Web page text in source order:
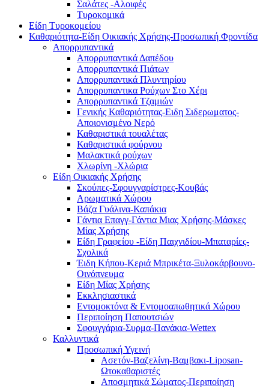
Σαλάτες -Αλοιφές
Τυροκομικά
Είδη Τυροκομείου
Καθαριότητα-Είδη Οικιακής Χρήσης-Προσωπική Φροντίδα
Απορρυπαντικά
Απορρυπαντικά Δαπέδου
Απορρυπαντικά Πιάτων
Απορρυπαντικά Πλυντηρίου
Απορρυπαντικα Ρούχων Στο Χέρι
Απορρυπαντικά Τζαμιών
Γενικής Καθαριότητας-Ειδη Σιδερωματος-
Αποιονισμένο Νερό
Καθαριστικά τουαλέτας
Καθαριστικά φούρνου
Μαλακτικά ρούχων
Χλωρίνη -Χλώρια
Είδη Οικιακής Χρήσης
Σκούπες-Σφουγγαρίστρες-Κουβάς
Αρωματικά Χώρου
Βάζα Γυάλινα-Καπάκια
Γάντια Επαγγ-Γάντια Μιας Χρήσης-Μάσκες
Μίας Χρήσης
Είδη Γραφείου -Είδη Παιχνιδίου-Μπαταρίες-
Σχολικά
Έιδη Κήπου-Κεριά Μπρικέτα-Ξυλοκάρβουνο-
Οινόπνευμα
Είδη Μίας Χρήσης
Εκκλησιαστικά
Εντομοκτόνα & Εντομοαπωθητικά Χώρου
Περιποίηση Παπουτσιών
Σφουγγάρια-Συρμα-Πανάκια-Wettex
Καλλυντικά
Προσωπική Υγεινή
Ασετόν-Βαζελίνη-Βαμβακι-Liposan-
Ωτοκαθαριστές
Αποσμητικά Σώματος-Περιποίηση